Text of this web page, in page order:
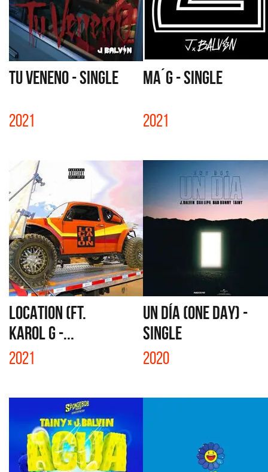
TU VENENO - SINGLE
2021
MA´G - SINGLE
2021
LOCATION (FT.
KAROL G -...
2021
UN DÍA (ONE DAY) -
SINGLE
2020